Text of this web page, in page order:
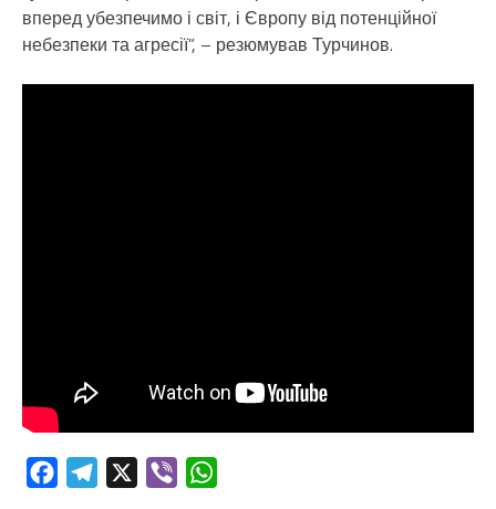
вперед убезпечимо і світ, і Європу від потенційної
небезпеки та агресії”, – резюмував Турчинов.
FacebookTelegram Viber